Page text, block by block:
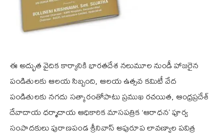
ఈ అద్భుత వైదిక కార్యానికి భారతదేశ నలుమూల నుండీ హాజరైన
పండితులకు ఆలయ సిబ్బంది, ఆలయ ఉత్సవ కమిటీ వేద
పండితులకు నగదు సత్కారంతోపాటు ప్రముఖ రచయిత, ఆంధ్రప్రదేశ్
దేవాదాయ ధర్మాదాయ ఆధికారిక మాసపత్రిక ‘ఆరాధన’ పూర్వ
సంపాదకులు పురాణపండ శ్రీనివాస్ అపురూప లావణ్యాల పవిత్ర